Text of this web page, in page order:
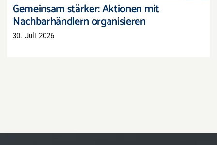
Gemeinsam stärker: Aktionen mit
Nachbarhändlern organisieren
30. Juli 2026